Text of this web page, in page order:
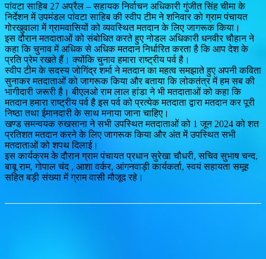
पांवटा साहिब 27 अप्रैल – सहायक निर्वाचन अधिकारी गुंजीत सिंह चीमा के
निर्देशन में उपमंडल पांवटा साहिब की स्वीप टीम ने शनिवार को ग्राम पंचायत
गोरखुवाला में ग्रामवासियों को व्यवस्थित मतदान के लिए जागरूक किया।
इस दौरान मतदाताओं को संबोधित करते हुए नोडल अधिकारी धनवीर चौहान ने
कहा कि चुनाव में अधिक से अधिक मतदान निर्धारित करता है कि आप देश के
प्रति प्रेम रखते हैं। क्योंकि चुनाव हमारा राष्ट्रीय पर्व है।
स्वीप टीम के सदस्य जोगिंद्र शर्मा ने मतदान का महत्व समझाते हुए अपनी कविता
सुनाकर मतदाताओं को जागरूक किया और बताया कि लोकतंत्र में हम सब की
भागीदारी जरूरी है। बीएलओ राम लाल हांडा ने भी मतदाताओं को कहा कि
मतदान हमारा राष्ट्रीय पर्व है इस पर्व को प्रत्येक मतदाता द्वारा मतदान कर पूरी
निष्ठा तथा ईमानदारी के साथ मनाया जाना चाहिए।
खण्ड समन्वयक रुखसाना ने सभी उपस्थित मतदाताओं को 1 जून 2024 को शत
प्रतिशत मतदान करने के लिए जागरूक किया और अंत में उपस्थित सभी
मतदाताओं को शपथ दिलाई।
इस कार्यक्रम के दौरान ग्राम पंचायत प्रधान सुरेखा चौधरी, सचिव सुभाष चन्द,
बाबू राम, गोपाल चंद , आशा वर्कर, आंगनवाड़ी कार्यकर्ता, स्वयं सहायता समूह
सहित बड़ी संख्या में ग्राम वासी मौजूद रहे।